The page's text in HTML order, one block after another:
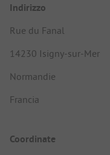
Indirizzo
Rue du Fanal
14230 Isigny-sur-Mer
Normandie
Francia
Coordinate